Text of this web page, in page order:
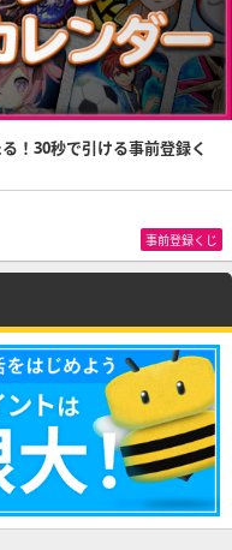
！30秒で引ける事前登録く
事前登録くじ